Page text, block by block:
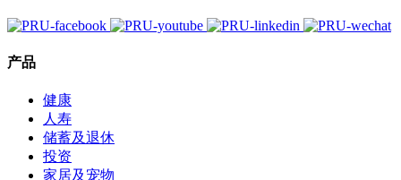
产品
健康
人寿
储蓄及退休
投资
家居及宠物